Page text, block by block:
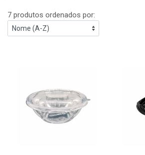
7 produtos ordenados por: